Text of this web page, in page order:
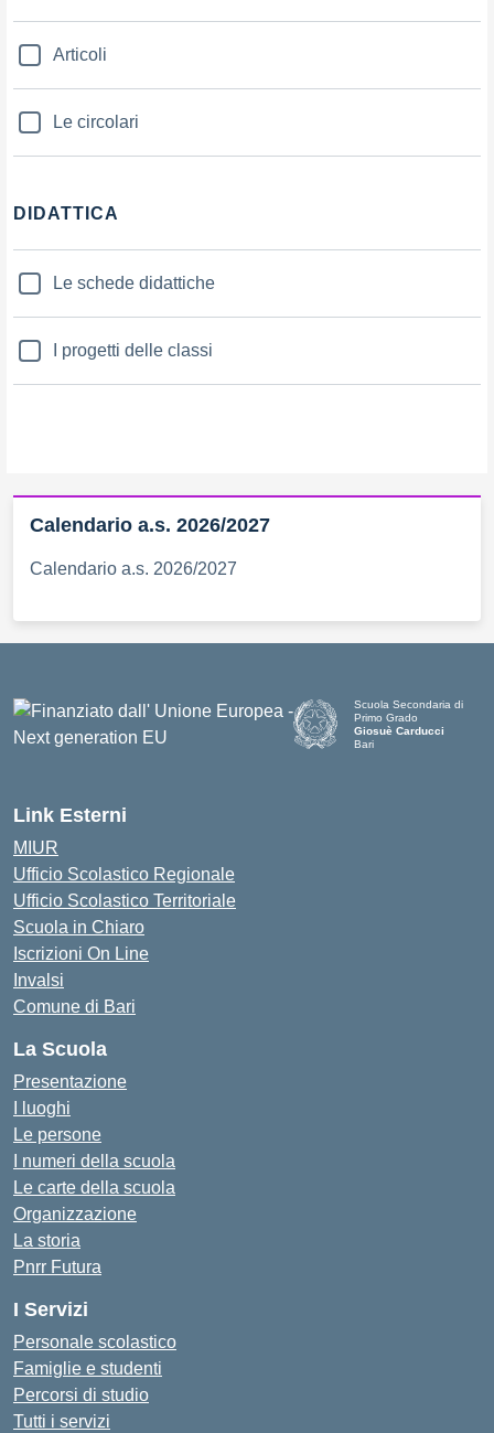
Articoli
Le circolari
DIDATTICA
Le schede didattiche
I progetti delle classi
Calendario a.s. 2026/2027
Calendario a.s. 2026/2027
Scuola Secondaria di
Primo Grado
Giosuè Carducci
Bari
Link Esterni
MIUR
Ufficio Scolastico Regionale
Ufficio Scolastico Territoriale
Scuola in Chiaro
Iscrizioni On Line
Invalsi
Comune di Bari
La Scuola
Presentazione
I luoghi
Le persone
I numeri della scuola
Le carte della scuola
Organizzazione
La storia
Pnrr Futura
I Servizi
Personale scolastico
Famiglie e studenti
Percorsi di studio
Tutti i servizi